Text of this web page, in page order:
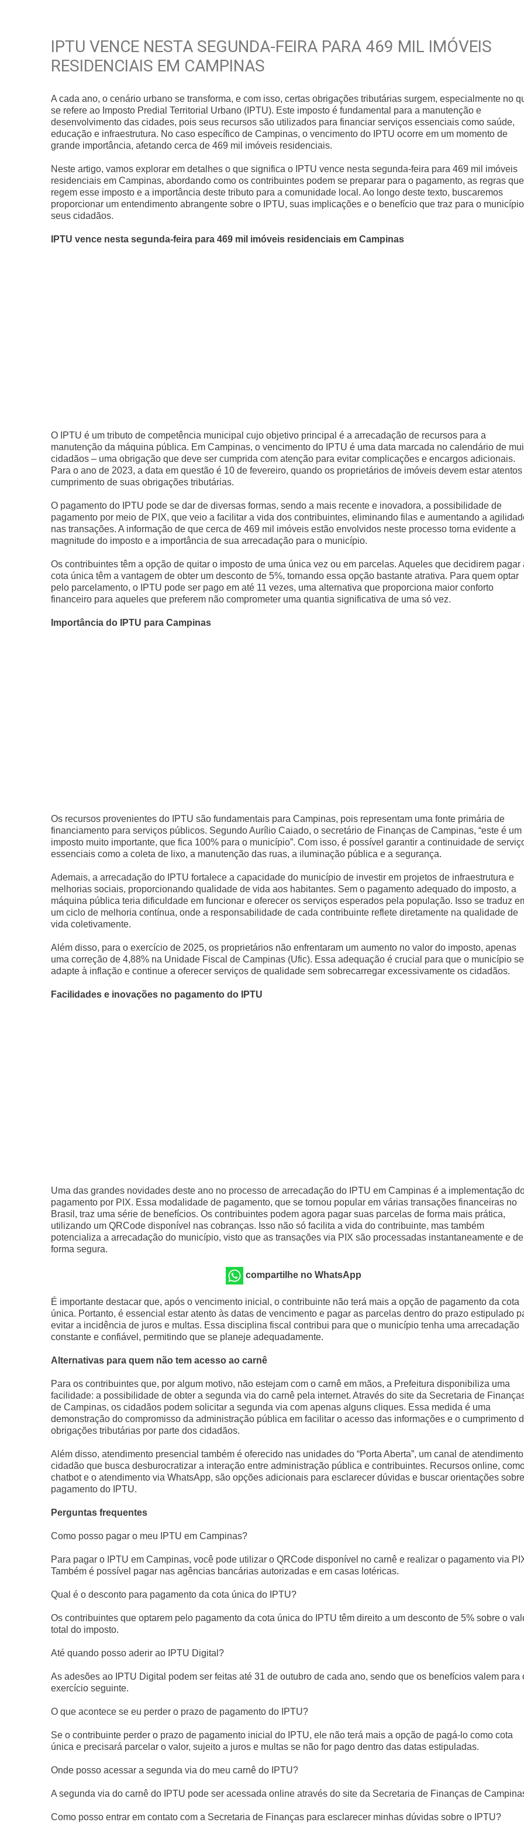
IPTU VENCE NESTA SEGUNDA-FEIRA PARA 469 MIL IMÓVEIS
RESIDENCIAIS EM CAMPINAS
A cada ano, o cenário urbano se transforma, e com isso, certas obrigações tributárias surgem, especialmente no
se refere ao Imposto Predial Territorial Urbano (IPTU). Este imposto é fundamental para a manutenção e
desenvolvimento das cidades, pois seus recursos são utilizados para financiar serviços essenciais como saúde,
educação e infraestrutura. No caso específico de Campinas, o vencimento do IPTU ocorre em um momento de
grande importância, afetando cerca de 469 mil imóveis residenciais.
Neste artigo, vamos explorar em detalhes o que significa o IPTU vence nesta segunda-feira para 469 mil imóveis
residenciais em Campinas, abordando como os contribuintes podem se preparar para o pagamento, as regras que
regem esse imposto e a importância deste tributo para a comunidade local. Ao longo deste texto, buscaremos
proporcionar um entendimento abrangente sobre o IPTU, suas implicações e o benefício que traz para o
seus cidadãos.
IPTU vence nesta segunda-feira para 469 mil imóveis residenciais em Campinas
O IPTU é um tributo de competência municipal cujo objetivo principal é a arrecadação de recursos para a
manutenção da máquina pública. Em Campinas, o vencimento do IPTU é uma data marcada no calendário de
cidadãos – uma obrigação que deve ser cumprida com atenção para evitar complicações e encargos adicionais.
Para o ano de 2023, a data em questão é 10 de fevereiro, quando os proprietários de imóveis devem estar atentos
cumprimento de suas obrigações tributárias.
O pagamento do IPTU pode se dar de diversas formas, sendo a mais recente e inovadora, a possibilidade de
pagamento por meio de PIX, que veio a facilitar a vida dos contribuintes, eliminando filas e aumentando a
nas transações. A informação de que cerca de 469 mil imóveis estão envolvidos neste processo torna evidente a
magnitude do imposto e a importância de sua arrecadação para o município.
Os contribuintes têm a opção de quitar o imposto de uma única vez ou em parcelas. Aqueles que decidirem pagar
cota única têm a vantagem de obter um desconto de 5%, tornando essa opção bastante atrativa. Para quem optar
pelo parcelamento, o IPTU pode ser pago em até 11 vezes, uma alternativa que proporciona maior conforto
financeiro para aqueles que preferem não comprometer uma quantia significativa de uma só vez.
Importância do IPTU para Campinas
Os recursos provenientes do IPTU são fundamentais para Campinas, pois representam uma fonte primária de
financiamento para serviços públicos. Segundo Aurílio Caiado, o secretário de Finanças de Campinas, “este é um
imposto muito importante, que fica 100% para o município”. Com isso, é possível garantir a continuidade de
essenciais como a coleta de lixo, a manutenção das ruas, a iluminação pública e a segurança.
Ademais, a arrecadação do IPTU fortalece a capacidade do município de investir em projetos de infraestrutura e
melhorias sociais, proporcionando qualidade de vida aos habitantes. Sem o pagamento adequado do imposto, a
máquina pública teria dificuldade em funcionar e oferecer os serviços esperados pela população. Isso se traduz
um ciclo de melhoria contínua, onde a responsabilidade de cada contribuinte reflete diretamente na qualidade de
vida coletivamente.
Além disso, para o exercício de 2025, os proprietários não enfrentaram um aumento no valor do imposto, apenas
uma correção de 4,88% na Unidade Fiscal de Campinas (Ufic). Essa adequação é crucial para que o município se
adapte à inflação e continue a oferecer serviços de qualidade sem sobrecarregar excessivamente os cidadãos.
Facilidades e inovações no pagamento do IPTU
Uma das grandes novidades deste ano no processo de arrecadação do IPTU em Campinas é a implementação
pagamento por PIX. Essa modalidade de pagamento, que se tornou popular em várias transações financeiras no
Brasil, traz uma série de benefícios. Os contribuintes podem agora pagar suas parcelas de forma mais prática,
utilizando um QRCode disponível nas cobranças. Isso não só facilita a vida do contribuinte, mas também
potencializa a arrecadação do município, visto que as transações via PIX são processadas instantaneamente e de
forma segura.
compartilhe no WhatsApp
É importante destacar que, após o vencimento inicial, o contribuinte não terá mais a opção de pagamento da cota
única. Portanto, é essencial estar atento às datas de vencimento e pagar as parcelas dentro do prazo estipulado
evitar a incidência de juros e multas. Essa disciplina fiscal contribui para que o município tenha uma arrecadação
constante e confiável, permitindo que se planeje adequadamente.
Alternativas para quem não tem acesso ao carnê
Para os contribuintes que, por algum motivo, não estejam com o carnê em mãos, a Prefeitura disponibiliza uma
facilidade: a possibilidade de obter a segunda via do carnê pela internet. Através do site da Secretaria de
de Campinas, os cidadãos podem solicitar a segunda via com apenas alguns cliques. Essa medida é uma
demonstração do compromisso da administração pública em facilitar o acesso das informações e o cumprimento
obrigações tributárias por parte dos cidadãos.
Além disso, atendimento presencial também é oferecido nas unidades do “Porta Aberta”, um canal de
cidadão que busca desburocratizar a interação entre administração pública e contribuintes. Recursos online,
chatbot e o atendimento via WhatsApp, são opções adicionais para esclarecer dúvidas e buscar orientações
pagamento do IPTU.
Perguntas frequentes
Como posso pagar o meu IPTU em Campinas?
Para pagar o IPTU em Campinas, você pode utilizar o QRCode disponível no carnê e realizar o pagamento via
Também é possível pagar nas agências bancárias autorizadas e em casas lotéricas.
Qual é o desconto para pagamento da cota única do IPTU?
Os contribuintes que optarem pelo pagamento da cota única do IPTU têm direito a um desconto de 5% sobre o
total do imposto.
Até quando posso aderir ao IPTU Digital?
As adesões ao IPTU Digital podem ser feitas até 31 de outubro de cada ano, sendo que os benefícios valem para
exercício seguinte.
O que acontece se eu perder o prazo de pagamento do IPTU?
Se o contribuinte perder o prazo de pagamento inicial do IPTU, ele não terá mais a opção de pagá-lo como cota
única e precisará parcelar o valor, sujeito a juros e multas se não for pago dentro das datas estipuladas.
Onde posso acessar a segunda via do meu carnê do IPTU?
A segunda via do carnê do IPTU pode ser acessada online através do site da Secretaria de Finanças de
Como posso entrar em contato com a Secretaria de Finanças para esclarecer minhas dúvidas sobre o IPTU?